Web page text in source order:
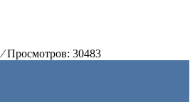
⁄Просмотров: 30483